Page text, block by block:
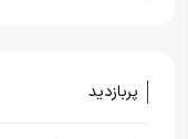
پربازدید